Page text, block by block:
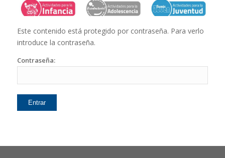
Este contenido está protegido por contraseña. Para verlo
introduce la contraseña.
Contraseña: